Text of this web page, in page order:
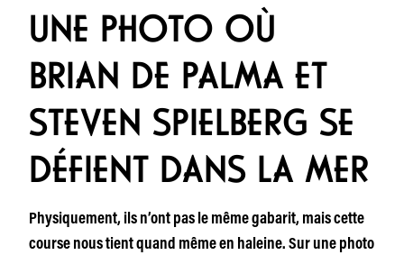
UNE PHOTO OÙ
BRIAN DE PALMA ET
STEVEN SPIELBERG SE
DÉFIENT DANS LA MER
Physiquement, ils n’ont pas le même gabarit, mais cette
course nous tient quand même en haleine. Sur une photo